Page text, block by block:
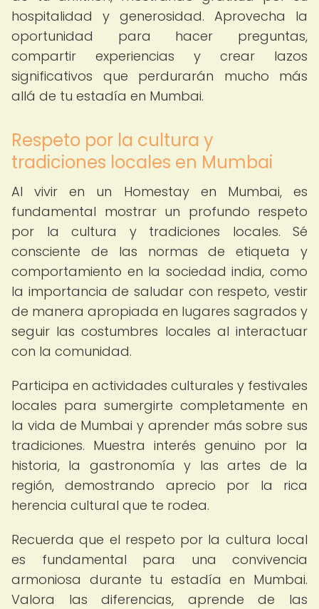
hospitalidad y generosidad. Aprovecha la
oportunidad para hacer preguntas,
compartir experiencias y crear lazos
significativos que perdurarán mucho más
allá de tu estadía en Mumbai.
Respeto por la cultura y
tradiciones locales en Mumbai
Al vivir en un Homestay en Mumbai, es
fundamental mostrar un profundo respeto
por la cultura y tradiciones locales. Sé
consciente de las normas de etiqueta y
comportamiento en la sociedad india, como
la importancia de saludar con respeto, vestir
de manera apropiada en lugares sagrados y
seguir las costumbres locales al interactuar
con la comunidad.
Participa en actividades culturales y festivales
locales para sumergirte completamente en
la vida de Mumbai y aprender más sobre sus
tradiciones. Muestra interés genuino por la
historia, la gastronomía y las artes de la
región, demostrando aprecio por la rica
herencia cultural que te rodea.
Recuerda que el respeto por la cultura local
es fundamental para una convivencia
armoniosa durante tu estadía en Mumbai.
Valora las diferencias, aprende de las